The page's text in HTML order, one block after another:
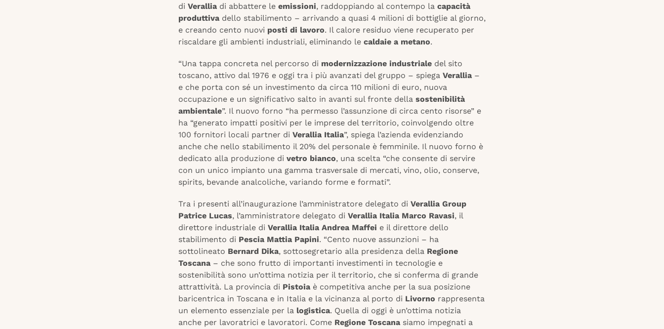
di Verallia di abbattere le emissioni, raddoppiando al contempo la capacità
produttiva dello stabilimento – arrivando a quasi 4 milioni di bottiglie al giorno,
e creando cento nuovi posti di lavoro. Il calore residuo viene recuperato per
riscaldare gli ambienti industriali, eliminando le caldaie a metano.
“Una tappa concreta nel percorso di modernizzazione industriale del sito
toscano, attivo dal 1976 e oggi tra i più avanzati del gruppo – spiega Verallia –
e che porta con sé un investimento da circa 110 milioni di euro, nuova
occupazione e un significativo salto in avanti sul fronte della sostenibilità
ambientale”. Il nuovo forno “ha permesso l’assunzione di circa cento risorse” e
ha “generato impatti positivi per le imprese del territorio, coinvolgendo oltre
100 fornitori locali partner di Verallia Italia”, spiega l’azienda evidenziando
anche che nello stabilimento il 20% del personale è femminile. Il nuovo forno è
dedicato alla produzione di vetro bianco, una scelta “che consente di servire
con un unico impianto una gamma trasversale di mercati, vino, olio, conserve,
spirits, bevande analcoliche, variando forme e formati”.
Tra i presenti all’inaugurazione l’amministratore delegato di Verallia Group
Patrice Lucas, l’amministratore delegato di Verallia Italia Marco Ravasi, il
direttore industriale di Verallia Italia Andrea Maffei e il direttore dello
stabilimento di Pescia Mattia Papini. “Cento nuove assunzioni – ha
sottolineato Bernard Dika, sottosegretario alla presidenza della Regione
Toscana – che sono frutto di importanti investimenti in tecnologie e
sostenibilità sono un’ottima notizia per il territorio, che si conferma di grande
attrattività. La provincia di Pistoia è competitiva anche per la sua posizione
baricentrica in Toscana e in Italia e la vicinanza al porto di Livorno rappresenta
un elemento essenziale per la logistica. Quella di oggi è un’ottima notizia
anche per lavoratrici e lavoratori. Come Regione Toscana siamo impegnati a